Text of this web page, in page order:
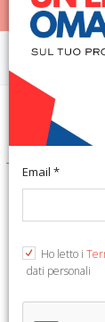
MENÙ
Erich
clothbound,
Kunst
Email *
Ho letto i
dati personali